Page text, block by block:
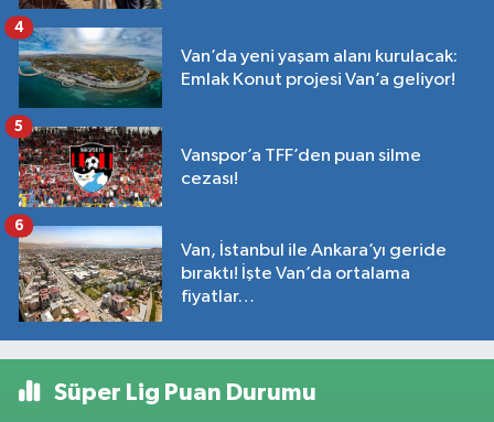
Van’da yeni yaşam alanı kurulacak:
Emlak Konut projesi Van’a geliyor!
4
Vanspor’a TFF’den puan silme
cezası!
5
Van, İstanbul ile Ankara’yı geride
bıraktı! İşte Van’da ortalama
fiyatlar…
6
Süper Lig Puan Durumu